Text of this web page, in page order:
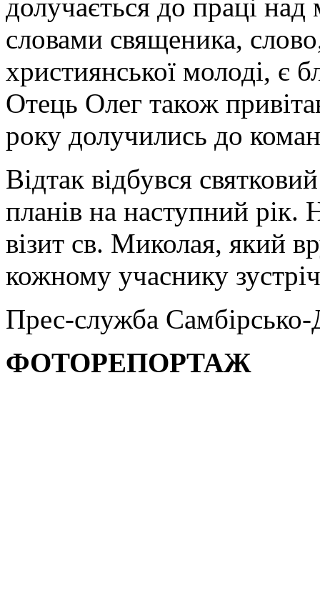
долучається до праці
словами священика,
християнської молоді, є
Отець Олег також
року долучились до
Відтак відбувся
планів на наступний рік.
візит св. Миколая, який
кожному учаснику
Прес-служба Самбірсько-
ФОТОРЕПОРТАЖ